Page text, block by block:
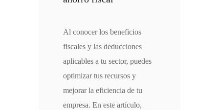
Al conocer los beneficios
fiscales y las deducciones
aplicables a tu sector, puedes
optimizar tus recursos y
mejorar la eficiencia de tu
empresa. En este artículo,